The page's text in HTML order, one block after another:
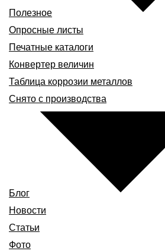
Полезное
Опросные листы
Печатные каталоги
Конвертер величин
Таблица коррозии металлов
Снято с производства
Блог
Новости
Статьи
Фото